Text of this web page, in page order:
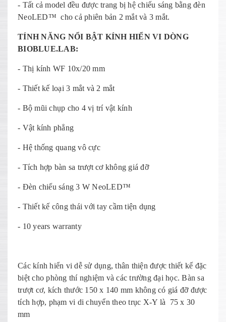
- Tất cả model đều được trang bị hệ chiếu sáng bằng đèn
NeoLED™ cho cả phiên bản 2 mắt và 3 mắt.
TÍNH NĂNG NỔI BẬT KÍNH HIỂN VI DÒNG
BIOBLUE.LAB:
- Thị kính WF 10x/20 mm
- Thiết kế loại 3 mắt và 2 mắt
- Bộ mũi chụp cho 4 vị trí vật kính
- Vật kính phẳng
- Hệ thống quang vô cực
- Tích hợp bàn sa trượt cơ không giá đỡ
- Đèn chiếu sáng 3 W NeoLED™
- Thiết kế công thái với tay cầm tiện dụng
- 10 years warranty
Các kính hiển vi dễ sử dụng, thân thiện được thiết kế đặc
biệt cho phòng thí nghiệm và các trường đại học. Bàn sa
trượt cơ, kích thước 150 x 140 mm không có giá đỡ được
tích hợp, phạm vi di chuyển theo trục X-Y là 75 x 30
mm